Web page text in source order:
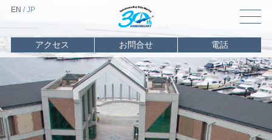
トップ
マリーナ情報
マリーナ情報TOP
営業カレンダー
アクセス お問合せ 電話
EN /J P